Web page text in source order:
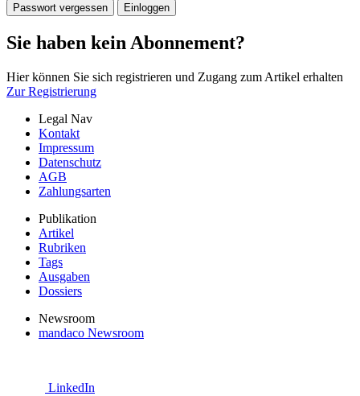
Passwort vergessen Einloggen
Sie haben kein Abonnement?
Hier können Sie sich registrieren und Zugang zum Artikel erhalten
Zur Registrierung
Legal Nav
Kontakt
Impressum
Datenschutz
AGB
Zahlungsarten
Publikation
Artikel
Rubriken
Tags
Ausgaben
Dossiers
Newsroom
mandaco Newsroom
LinkedIn